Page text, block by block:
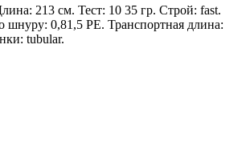
213 см. Тест: 10 35 гр. Строй: fast.
шнуру: 0,81,5 РЕ. Транспортная длина:
tubular.